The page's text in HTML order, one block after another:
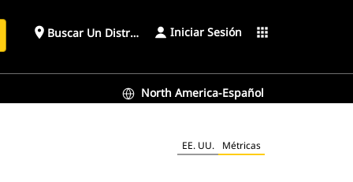
place Buscar Un Distribuidor Iniciar Sesión apps
North America-Español
EE. UU. Métricas